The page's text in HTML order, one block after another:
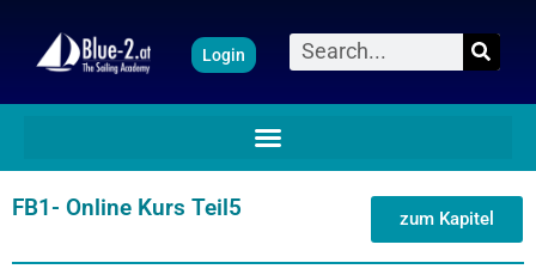
Inhalt
springen
Login Suche
FB1- Online Kurs Teil5 zum Kapitel